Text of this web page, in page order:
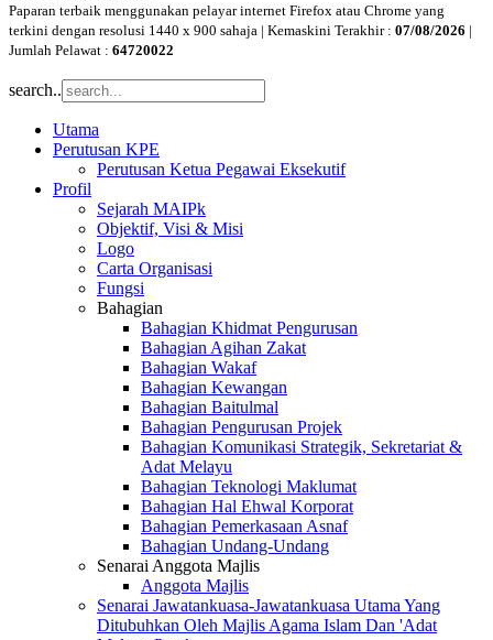
Paparan terbaik menggunakan pelayar internet Firefox atau Chrome yang
terkini dengan resolusi 1440 x 900 sahaja | Kemaskini Terakhir : 07/08/2026 |
Jumlah Pelawat : 64720022
search..
Utama
Perutusan KPE
Perutusan Ketua Pegawai Eksekutif
Profil
Sejarah MAIPk
Objektif, Visi & Misi
Logo
Carta Organisasi
Fungsi
Bahagian
Bahagian Khidmat Pengurusan
Bahagian Agihan Zakat
Bahagian Wakaf
Bahagian Kewangan
Bahagian Baitulmal
Bahagian Pengurusan Projek
Bahagian Komunikasi Strategik, Sekretariat &
Adat Melayu
Bahagian Teknologi Maklumat
Bahagian Hal Ehwal Korporat
Bahagian Pemerkasaan Asnaf
Bahagian Undang-Undang
Senarai Anggota Majlis
Anggota Majlis
Senarai Jawatankuasa-Jawatankuasa Utama Yang
Ditubuhkan Oleh Majlis Agama Islam Dan 'Adat